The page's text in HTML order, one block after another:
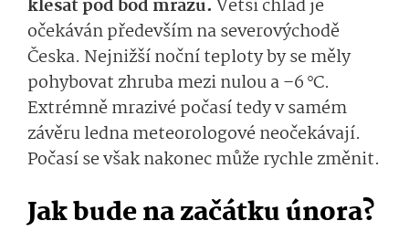
klesat pod bod mrazu. Větší chlad je
očekáván především na severovýchodě
Česka. Nejnižší noční teploty by se měly
pohybovat zhruba mezi nulou a –6 °C.
Extrémně mrazivé počasí tedy v samém
závěru ledna meteorologové neočekávají.
Počasí se však nakonec může rychle změnit.
Jak bude na začátku února?